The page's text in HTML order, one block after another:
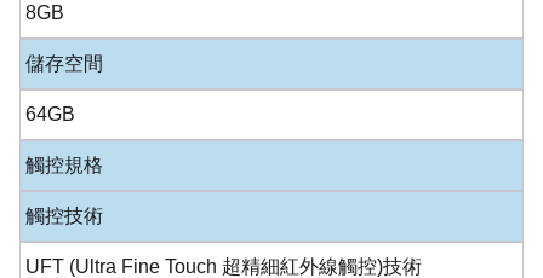
8GB
儲存空間
64GB
觸控規格
觸控技術
UFT (Ultra Fine Touch 超精細紅外線觸控)技術